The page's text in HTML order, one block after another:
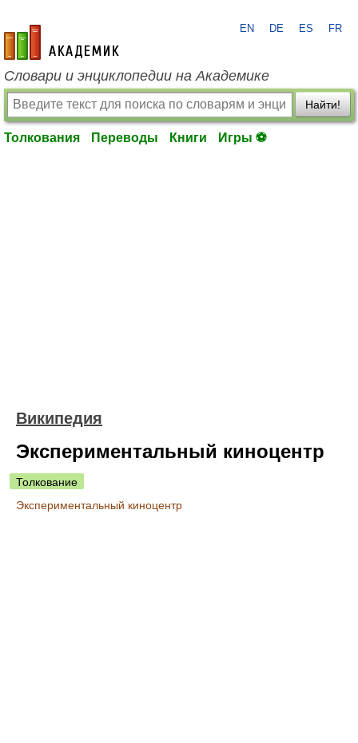
academic.ru
EN DE ES FR
Словари и энциклопедии на Академике
Найти!
Толкования Переводы Книги Игры ⚽
Википедия
Экспериментальный киноцентр
Толкование
Экспериментальный киноцентр